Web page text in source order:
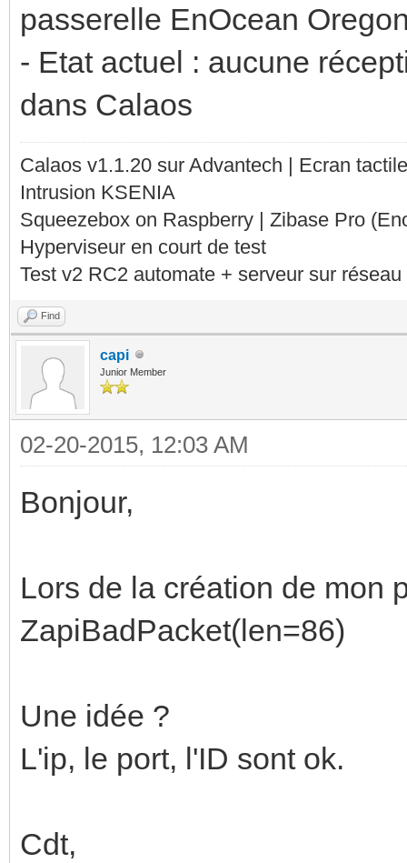
passerelle EnOcean
- Etat actuel : aucune
dans Calaos
Calaos v1.1.20 sur Advantech | Ecran
Intrusion KSENIA
Squeezebox on Raspberry | Zibase Pro
Hyperviseur en court de test
Test v2 RC2 automate + serveur sur
Find
capi
Junior Member
02-20-2015, 12:03 AM
Bonjour,
Lors de la création de mon
ZapiBadPacket(len=86)
Une idée ?
L'ip, le port, l'ID sont ok.
Cdt,